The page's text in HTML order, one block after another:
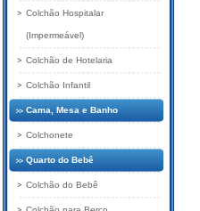
Colchão Hospitalar
(Impermeável)
Colchão de Hotelaria
Colchão Infantil
Cama, Mesa e Banho
Colchonete
Quarto do Bebê
Colchão do Bebê